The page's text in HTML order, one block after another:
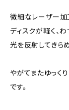
微細なレーザー加
ディスクが軽く、
光を反射してきら
やがてまたゆっく
です。